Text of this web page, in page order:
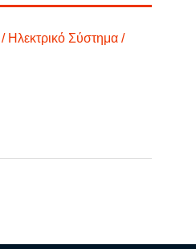
Ηλεκτρικό Σύστημα /